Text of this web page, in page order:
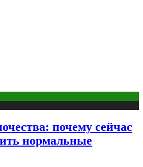
почему сейчас
нормальные